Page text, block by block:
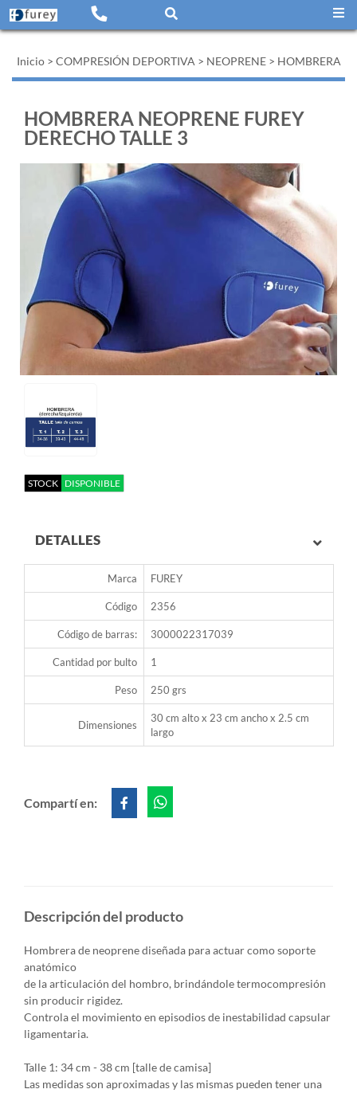
Inicio > COMPRESIÓN DEPORTIVA > NEOPRENE > HOMBRERA
HOMBRERA NEOPRENE FUREY
DERECHO TALLE 3
STOCK DISPONIBLE
DETALLES
Marca FUREY
Código 2356
Código de barras: 3000022317039
Cantidad por bulto 1
Peso 250 grs
Dimensiones
30 cm alto x 23 cm ancho x 2.5 cm
largo
Compartí en:
Descripción del producto
Hombrera de neoprene diseñada para actuar como soporte
anatómico
de la articulación del hombro, brindándole termocompresión
sin producir rigidez.
Controla el movimiento en episodios de inestabilidad capsular
ligamentaria.
Talle 1: 34 cm - 38 cm [talle de camisa]
Las medidas son aproximadas y las mismas pueden tener una